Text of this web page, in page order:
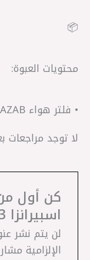
📦
محتويات العبوة:
• فلتر هواء AZAB
لا توجد مراجعات
كن أول
اسبيرانزا A113 صيني AZAB”
لن يتم نشر
الإلزامية